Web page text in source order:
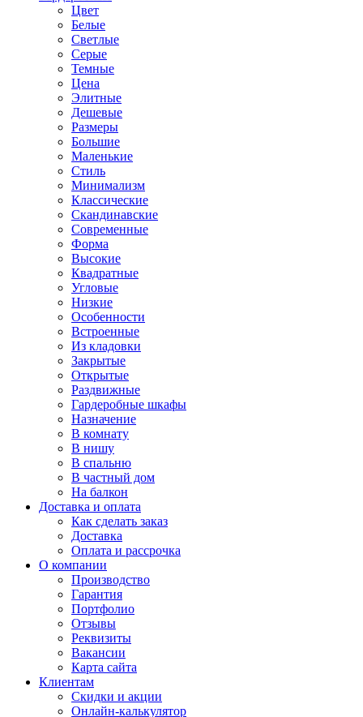
Цвет
Белые
Светлые
Серые
Темные
Цена
Элитные
Дешевые
Размеры
Большие
Маленькие
Стиль
Минимализм
Классические
Скандинавские
Современные
Форма
Высокие
Квадратные
Угловые
Низкие
Особенности
Встроенные
Из кладовки
Закрытые
Открытые
Раздвижные
Гардеробные шкафы
Назначение
В комнату
В нишу
В спальню
В частный дом
На балкон
Доставка и оплата
Как сделать заказ
Доставка
Оплата и рассрочка
О компании
Производство
Гарантия
Портфолио
Отзывы
Реквизиты
Вакансии
Карта сайта
Клиентам
Скидки и акции
Онлайн-калькулятор